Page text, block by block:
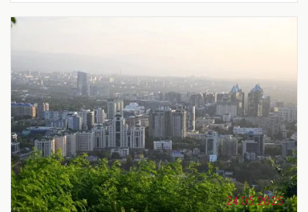
24.05.2025